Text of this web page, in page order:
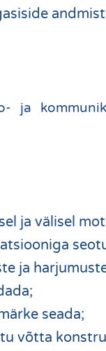
ja
ja välisel
ja
seada;
võtta